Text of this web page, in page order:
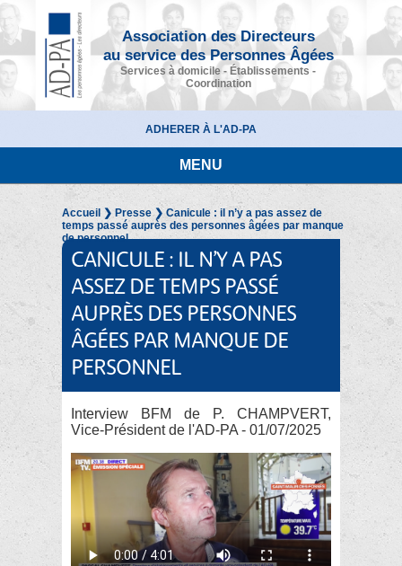
Association des Directeurs
au service des Personnes Âgées
Services à domicile - Établissements -
Coordination
ADHERER À L'AD-PA
MENU
Accueil ❯ Presse❯ Canicule : il n’y a pas assez de
temps passé auprès des personnes âgées par manque
de personnel
CANICULE : IL N’Y A PAS
ASSEZ DE TEMPS PASSÉ
AUPRÈS DES PERSONNES
ÂGÉES PAR MANQUE DE
PERSONNEL
Interview BFM de P. CHAMPVERT,
Vice-Président de l'AD-PA - 01/07/2025